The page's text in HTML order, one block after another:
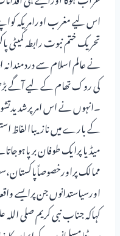
اس لیے مغرب اورامریکہ
تحریک ختم نبوت رابطہ کمیٹی
نے عالم اسلام سے
کی روک تھام کے لیے آگے
۔انہوں نے اس امر
کے بارے میں نازیباالفاظ
میڈیا پرایک طوفان
ممالک
اورسیاستدانوں جن پرایسے
کہاکہ جناب نبی کریم صلی